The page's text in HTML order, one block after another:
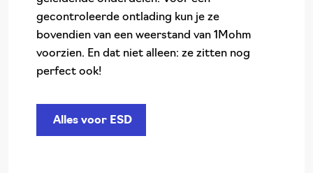
gecontroleerde ontlading kun je ze
bovendien van een weerstand van 1Mohm
voorzien. En dat niet alleen: ze zitten nog
perfect ook!
Alles voor ESD